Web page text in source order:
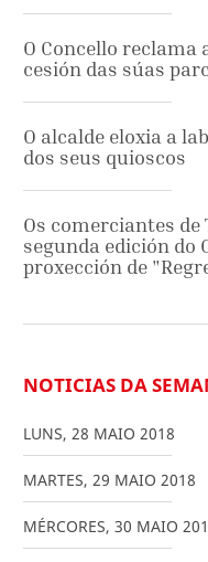
O Concello reclama
cesión das súas
O alcalde eloxia a
dos seus quioscos
Os comerciantes de
segunda edición do
proxección de
NOTICIAS DA
LUNS, 28 MAIO 2018
MARTES, 29 MAIO 2018
MÉRCORES, 30 MAIO